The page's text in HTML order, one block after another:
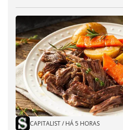
CAPITALIST/ HÁ 5 HORAS